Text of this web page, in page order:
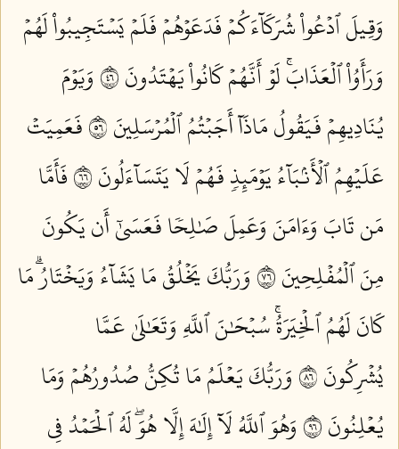
وَقِيلَ ٱدۡعُواْ شُرَكَآءَكُمۡ فَدَعَوۡهُمۡ فَلَمۡ يَسۡتَجِيبُواْ لَهُمۡ
وَرَأَوُاْ ٱلۡعَذَابَۚ لَوۡ أَنَّهُمۡ كَانُواْ يَهۡتَدُونَ ٦٤
وَيَوۡمَ
يُنَادِيهِمۡ فَيَقُولُ مَاذَآ أَجَبۡتُمُ ٱلۡمُرۡسَلِينَ ٦٥
فَعَمِيَتۡ
عَلَيۡهِمُ ٱلۡأَنۢبَآءُ يَوۡمَئِذٖ فَهُمۡ لَا يَتَسَآءَلُونَ ٦٦
فَأَمَّا
مَن تَابَ وَءَامَنَ وَعَمِلَ صَٰلِحٗا فَعَسَىٰٓ أَن يَكُونَ
مِنَ ٱلۡمُفۡلِحِينَ ٦٧
وَرَبُّكَ يَخۡلُقُ مَا يَشَآءُ وَيَخۡتَارُۗ مَا
كَانَ لَهُمُ ٱلۡخِيَرَةُۚ سُبۡحَٰنَ ٱللَّهِ وَتَعَٰلَىٰ عَمَّا
يُشۡرِكُونَ ٦٨
وَرَبُّكَ يَعۡلَمُ مَا تُكِنُّ صُدُورُهُمۡ وَمَا
يُعۡلِنُونَ ٦٩
وَهُوَ ٱللَّهُ لَآ إِلَٰهَ إِلَّا هُوَۖ لَهُ ٱلۡحَمۡدُ فِي